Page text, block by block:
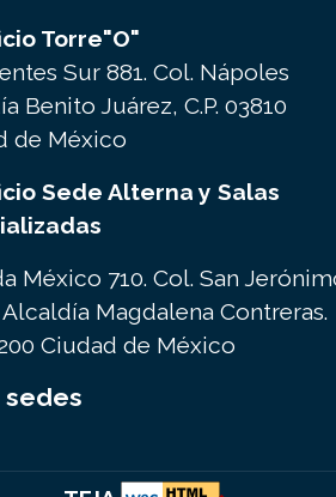
Torre"O"
Sur 881. Col. Nápoles
Benito Juárez, C.P. 03810
de México
Sede Alterna y Salas
México 710. Col. San
Magdalena Contreras.
Ciudad de México
sedes